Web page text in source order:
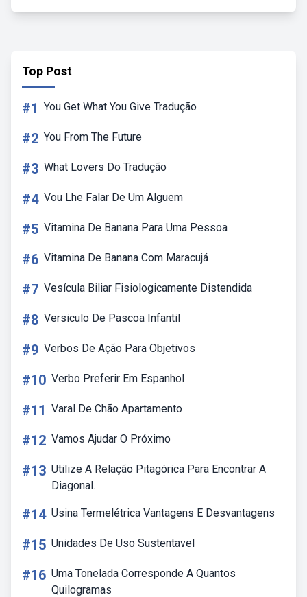
Top Post
#1 You Get What You Give Tradução
#2 You From The Future
#3 What Lovers Do Tradução
#4 Vou Lhe Falar De Um Alguem
#5 Vitamina De Banana Para Uma Pessoa
#6 Vitamina De Banana Com Maracujá
#7 Vesícula Biliar Fisiologicamente Distendida
#8 Versiculo De Pascoa Infantil
#9 Verbos De Ação Para Objetivos
#10 Verbo Preferir Em Espanhol
#11 Varal De Chão Apartamento
#12 Vamos Ajudar O Próximo
#13 Utilize A Relação Pitagórica Para Encontrar A
Diagonal.
#14 Usina Termelétrica Vantagens E Desvantagens
#15 Unidades De Uso Sustentavel
#16 Uma Tonelada Corresponde A Quantos
Quilogramas